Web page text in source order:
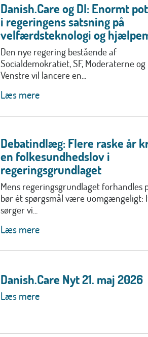
Danish.Care og DI: Enormt
i regeringens satsning på
velfærdsteknologi og
Den nye regering bestående af
Socialdemokratiet, SF, Moderaterne og
Venstre vil lancere en...
Læs mere
Debatindlæg: Flere raske år
en folkesundhedslov i
regeringsgrundlaget
Mens regeringsgrundlaget forhandles
bør ét spørgsmål være uomgængeligt:
sørger vi...
Læs mere
Danish.Care Nyt 21. maj 2026
Læs mere